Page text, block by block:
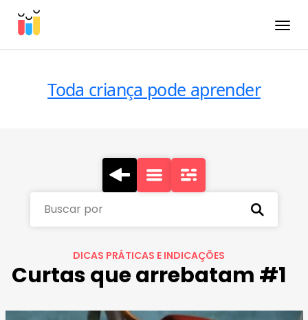
Toda criança pode aprender
Buscar por
DICAS PRÁTICAS E INDICAÇÕES
Curtas que arrebatam #1